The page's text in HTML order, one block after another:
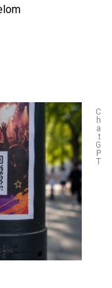
C
h
a
t
G
P
T